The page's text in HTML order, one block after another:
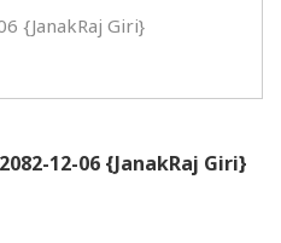
{JanakRaj Giri}
12-06 {JanakRaj Giri}